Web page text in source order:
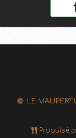
LE
Propulsé